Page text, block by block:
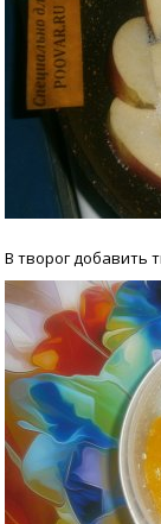
В творог добавить